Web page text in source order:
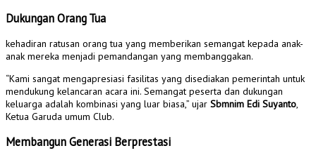
Dukungan Orang Tua
kehadiran ratusan orang tua yang memberikan semangat kepada anak-
anak mereka menjadi pemandangan yang membanggakan.
“Kami sangat mengapresiasi fasilitas yang disediakan pemerintah untuk
mendukung kelancaran acara ini. Semangat peserta dan dukungan
keluarga adalah kombinasi yang luar biasa,” ujar Sbmnim Edi Suyanto,
Ketua Garuda umum Club.
Membangun Generasi Berprestasi